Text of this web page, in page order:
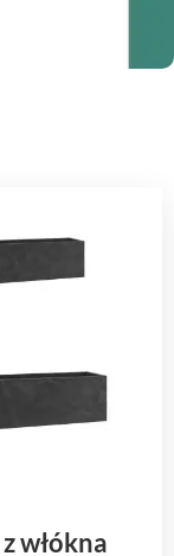
włókna